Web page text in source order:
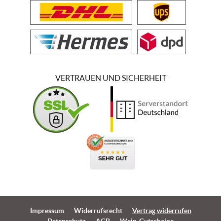
VERTRAUEN UND SICHERHEIT
Impressum Widerrufsrecht
Vertrag widerrufen